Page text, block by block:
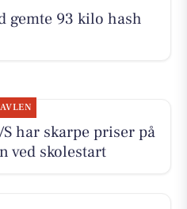
gemte 93 kilo hash
S har skarpe priser på
ved skolestart